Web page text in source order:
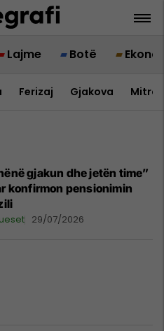
Lajme Botë
Ferizaj Gjakova
gjakun dhe jetën time”
konfirmon pensionimin
29/07/2026